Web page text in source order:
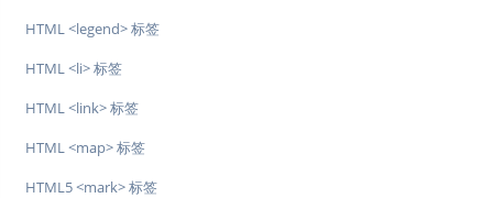
HTML <legend> 标签
HTML <li> 标签
HTML <link> 标签
HTML <map> 标签
HTML5 <mark> 标签